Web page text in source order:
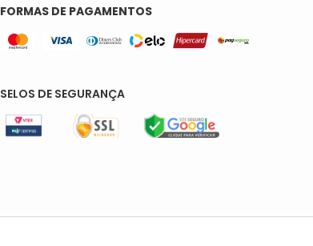
FORMAS DE PAGAMENTOS
SELOS DE SEGURANÇA